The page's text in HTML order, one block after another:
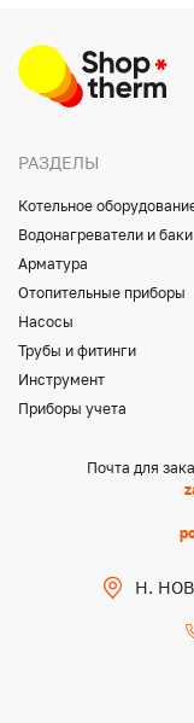
РАЗДЕЛЫ
Котельное
Водонагреватели и баки
Арматура
Отопительные приборы
Насосы
Трубы и фитинги
Инструмент
Приборы учета
Почта для
Н.